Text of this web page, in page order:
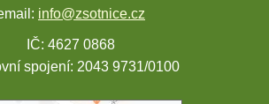
info@zsotnice.cz
IČ: 4627 0868
spojení: 2043 9731/0100